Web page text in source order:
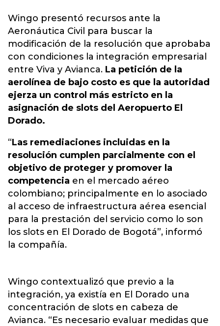
Wingo presentó recursos ante la
Aeronáutica Civil para buscar la
modificación de la resolución que aprobaba
con condiciones la integración empresarial
entre Viva y Avianca. La petición de la
aerolínea de bajo costo es que la autoridad
ejerza un control más estricto en la
asignación de slots del Aeropuerto El
Dorado.
“Las remediaciones incluidas en la
resolución cumplen parcialmente con el
objetivo de proteger y promover la
competencia en el mercado aéreo
colombiano; principalmente en lo asociado
al acceso de infraestructura aérea esencial
para la prestación del servicio como lo son
los slots en El Dorado de Bogotá”, informó
la compañía.
Wingo contextualizó que previo a la
integración, ya existía en El Dorado una
concentración de slots en cabeza de
Avianca. “Es necesario evaluar medidas que